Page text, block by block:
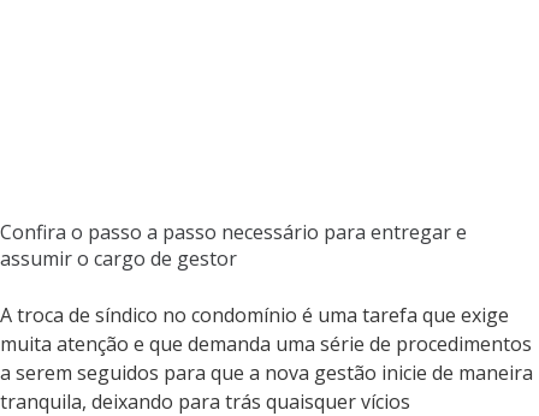
Confira o passo a passo necessário para entregar e
assumir o cargo de gestor
A troca de síndico no condomínio é uma tarefa que exige
muita atenção e que demanda uma série de procedimentos
a serem seguidos para que a nova gestão inicie de maneira
tranquila, deixando para trás quaisquer vícios